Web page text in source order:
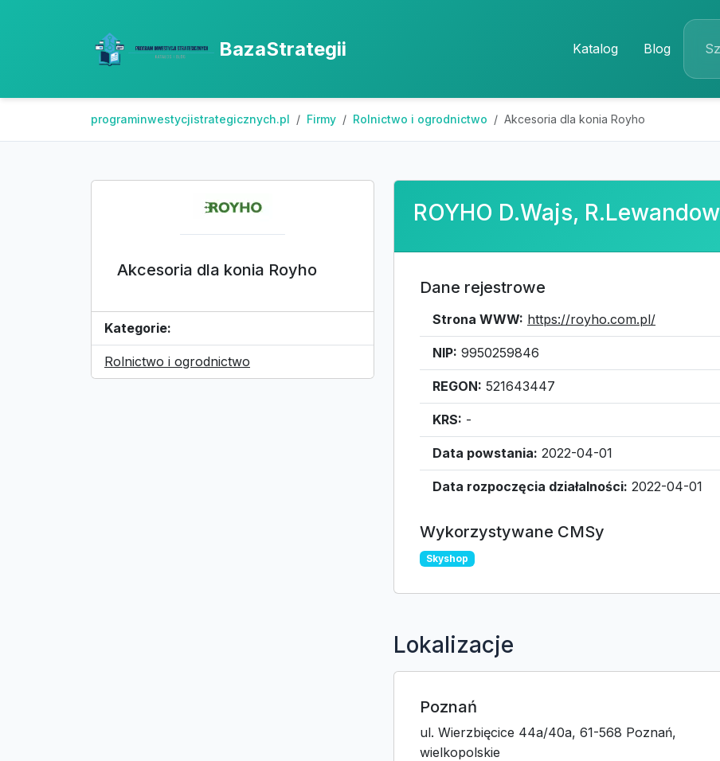
BazaStrategii Katalog Blog
programinwestycjistrategicznych.pl Firmy Rolnictwo i ogrodnictwo Akcesoria dla konia Royho
Akcesoria dla konia Royho
Kategorie:
Rolnictwo i ogrodnictwo
ROYHO D.Wajs,
Dane rejestrowe
Strona WWW: https://royho.com.pl/
NIP: 9950259846
REGON: 521643447
KRS: -
Data powstania: 2022-04-01
Data rozpoczęcia działalności: 2022-04-01
Wykorzystywane CMSy
Skyshop
Lokalizacje
Poznań
ul. Wierzbięcice 44a/40a, 61-568 Poznań,
wielkopolskie